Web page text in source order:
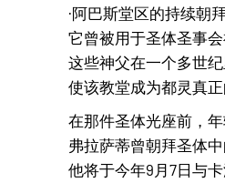
·阿巴斯堂区的持续朝
它曾被用于圣体圣事会
这些神父在一个多世
使该教堂成为都灵真正
在那件圣体光座前，年
弗拉萨蒂曾朝拜圣体中
他将于今年9月7日与卡